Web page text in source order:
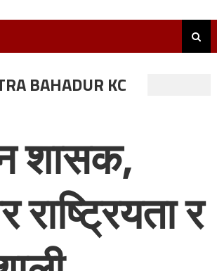
BAHADUR KC
शासक,
र